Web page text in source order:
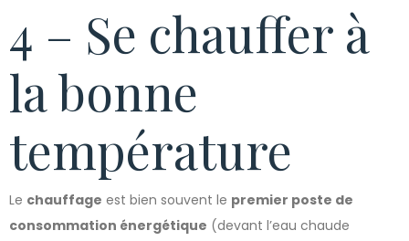
4 – Se chauffer à
la bonne
température
Le chauffage est bien souvent le premier poste de
consommation énergétique (devant l’eau chaude